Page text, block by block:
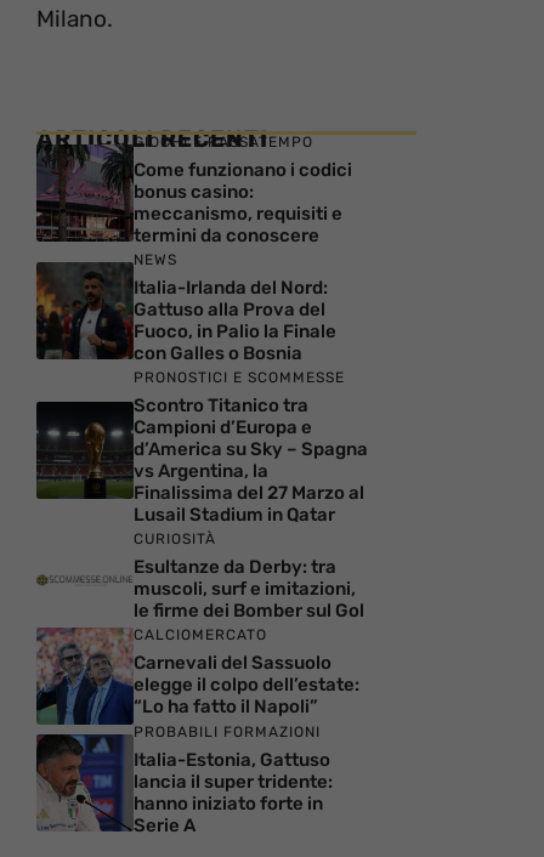
Milano.
ARTICOLI RECENTI
GIOCHI E PASSATEMPO
Come funzionano i codici
bonus casino:
meccanismo, requisiti e
termini da conoscere
NEWS
Italia-Irlanda del Nord:
Gattuso alla Prova del
Fuoco, in Palio la Finale
con Galles o Bosnia
PRONOSTICI E SCOMMESSE
Scontro Titanico tra
Campioni d’Europa e
d’America su Sky – Spagna
vs Argentina, la
Finalissima del 27 Marzo al
Lusail Stadium in Qatar
CURIOSITÀ
Esultanze da Derby: tra
muscoli, surf e imitazioni,
le firme dei Bomber sul Gol
CALCIOMERCATO
Carnevali del Sassuolo
elegge il colpo dell’estate:
“Lo ha fatto il Napoli”
PROBABILI FORMAZIONI
Italia-Estonia, Gattuso
lancia il super tridente:
hanno iniziato forte in
Serie A